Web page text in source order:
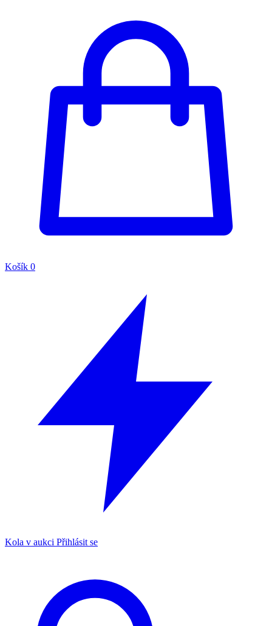
Košík 0
Kola v aukci Přihlásit se